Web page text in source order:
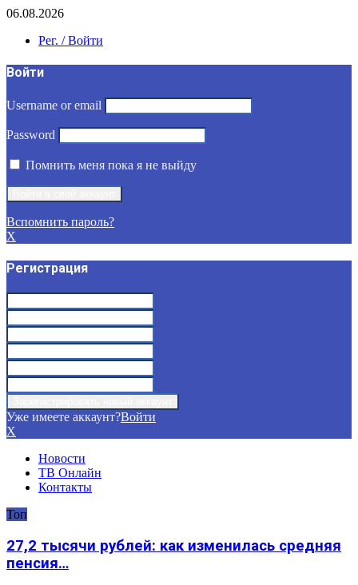
06.08.2026
Рег. / Войти
Войти
Username or email
Password
Помнить меня пока я не выйду
Вспомнить пароль?
X
Регистрация
Уже имеете аккаунт?Войти
X
Новости
ТВ Онлайн
Контакты
Топ
27,2 тысячи рублей: как изменилась средняя
пенсия…